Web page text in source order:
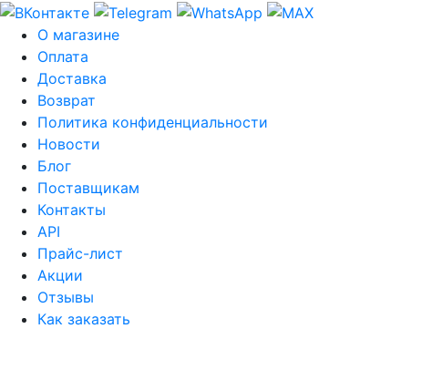
О магазине
Оплата
Доставка
Возврат
Политика конфиденциальности
Новости
Блог
Поставщикам
Контакты
API
Прайс-лист
Акции
Отзывы
Как заказать